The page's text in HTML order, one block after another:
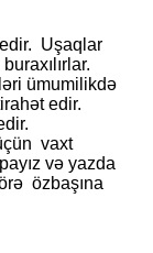
Uşaqlar
ümumilikdə
edir.
vaxt
və yazda
özbaşına